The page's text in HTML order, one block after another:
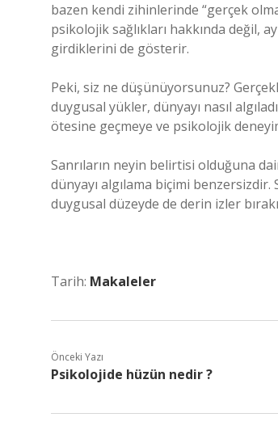
bazen kendi zihinlerinde “gerçek
psikolojik sağlıkları hakkında değil,
girdiklerini de gösterir.
Peki, siz ne düşünüyorsunuz?
duygusal yükler, dünyayı nasıl
ötesine geçmeye ve psikolojik
Sanrıların neyin belirtisi olduğuna
dünyayı algılama biçimi
duygusal düzeyde de derin izler
Tarih: Makaleler
Önceki Yazı
Psikolojide hüzün nedir ?